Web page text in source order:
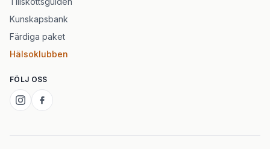
Kunskapsbank
Färdiga paket
Hälsoklubben
FÖLJ OSS